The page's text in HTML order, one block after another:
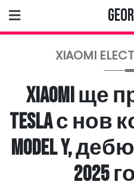
to
content
XIAOMI
Xiaomi ще
Tesla с нов
Model Y,
2025